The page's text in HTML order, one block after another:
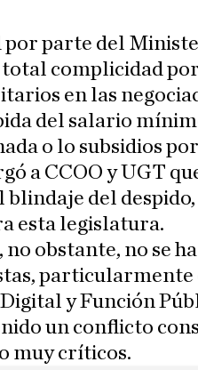
por parte del
complicidad
en las
del salario
o lo subsidios
a CCOO y UGT
del despido,
esta legislatura.
obstante, no se
y Función
un conflicto
muy críticos.